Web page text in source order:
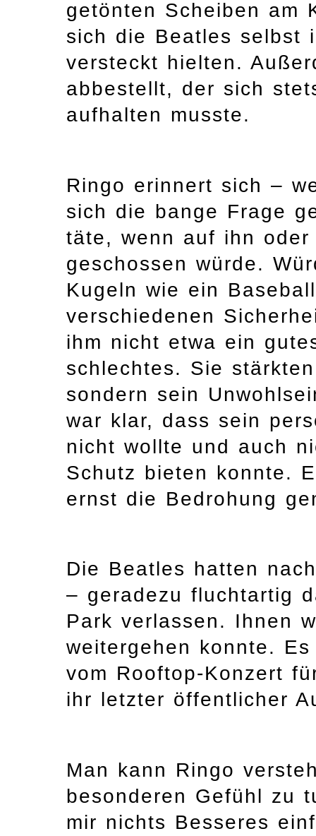
getönten Scheiben am
sich die Beatles selbst
versteckt hielten.
abbestellt, der sich
aufhalten musste.
Ringo erinnert sich –
sich die bange Frage
täte, wenn auf ihn
geschossen würde.
Kugeln wie ein
verschiedenen
ihm nicht etwa ein
schlechtes. Sie
sondern sein
war klar, dass sein
nicht wollte und auch
Schutz bieten konnte.
ernst die Bedrohung
Die Beatles hatten
– geradezu fluchtartig
Park verlassen. Ihnen
weitergehen konnte.
vom Rooftop-Konzert
ihr letzter öffentlicher
Man kann Ringo
besonderen Gefühl zu
mir nichts Besseres